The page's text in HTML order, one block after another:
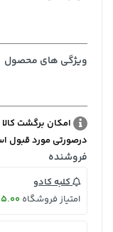
ویژگی های محصول
امکان برگشت کالا
درصورتی مورد قبول
فروشنده
کلبه کادو
امتیاز فروشگاه 5.00 امتیاز از 1 رای